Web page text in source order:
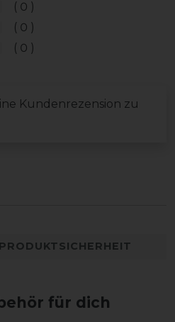
0
0
0
Kundenrezension zu
für dich